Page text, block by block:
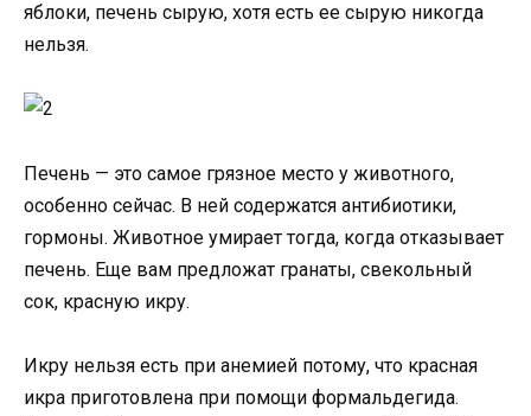
яблоки, печень сырую, хотя есть ее сырую никогда
нельзя.
Печень — это самое грязное место у животного,
особенно сейчас. В ней содержатся антибиотики,
гормоны. Животное умирает тогда, когда отказывает
печень. Еще вам предложат гранаты, свекольный
сок, красную икру.
Икру нельзя есть при анемией потому, что красная
икра приготовлена при помощи формальдегида.